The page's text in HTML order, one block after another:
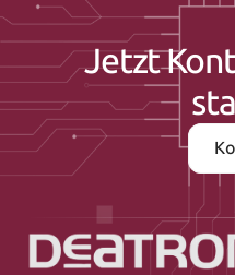
Jetzt